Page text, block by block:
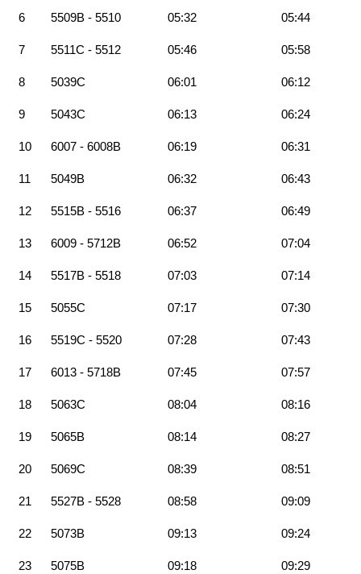
6 5509B - 5510 05:32 05:44
7 5511C - 5512 05:46 05:58
8 5039C 06:01 06:12
9 5043C 06:13 06:24
10 6007 - 6008B 06:19 06:31
11 5049B 06:32 06:43
12 5515B - 5516 06:37 06:49
13 6009 - 5712B 06:52 07:04
14 5517B - 5518 07:03 07:14
15 5055C 07:17 07:30
16 5519C - 5520 07:28 07:43
17 6013 - 5718B 07:45 07:57
18 5063C 08:04 08:16
19 5065B 08:14 08:27
20 5069C 08:39 08:51
21 5527B - 5528 08:58 09:09
22 5073B 09:13 09:24
23 5075B 09:18 09:29